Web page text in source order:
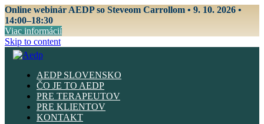
Online webinár AEDP so Steveom Carrollom • 9. 10. 2026 •
14:00–18:30
Viac informácií
Skip to content
AEDP SLOVENSKO
ČO JE TO AEDP
PRE TERAPEUTOV
PRE KLIENTOV
KONTAKT